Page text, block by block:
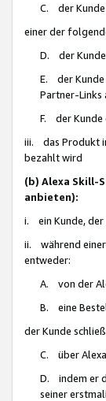
C. der Kunde
einer der
D. der
E. der Kunde
Partner-Links
F. der Kunde
iii. das Produkt
bezahlt wird
(b) Alexa Skill-
anbieten):
i. ein Kunde, der
ii. während einer
entweder:
A. von der
B. eine
der Kunde
C. über
D. indem er
seiner